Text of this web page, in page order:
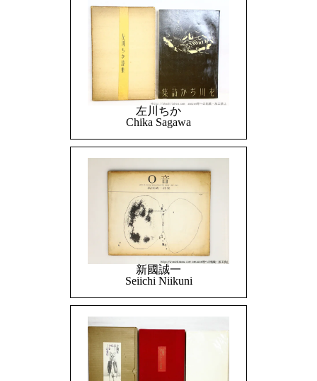
左川ちか
Chika Sagawa
新國誠一
Seiichi Niikuni